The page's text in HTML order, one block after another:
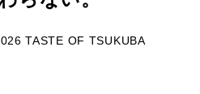
TASTE OF TSUKUBA